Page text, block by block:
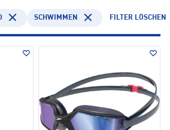
SCHWIMMEN FILTER LÖSCHEN